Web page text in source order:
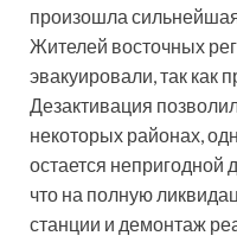
произошла
Жителей восточных
эвакуировали, так как
Дезактивация
некоторых районах,
остается непригодной
что на полную
станции и демонтаж